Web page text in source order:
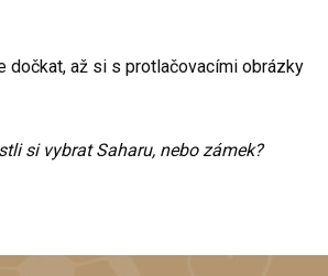
dočkat, až si s protlačovacími obrázky
si vybrat Saharu, nebo zámek?